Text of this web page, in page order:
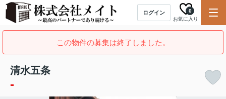
ログイン
お気に入り
0
この物件の募集は終了しました。
清水五条
-